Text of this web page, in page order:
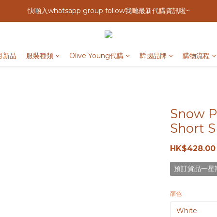
快啲入whatsapp group follow我哋最新代購資訊啦~
新品 服裝種類 Olive Young代購 韓國品牌 購物流程
Snow
Short
HK$428.00
預訂貨品一
顏色